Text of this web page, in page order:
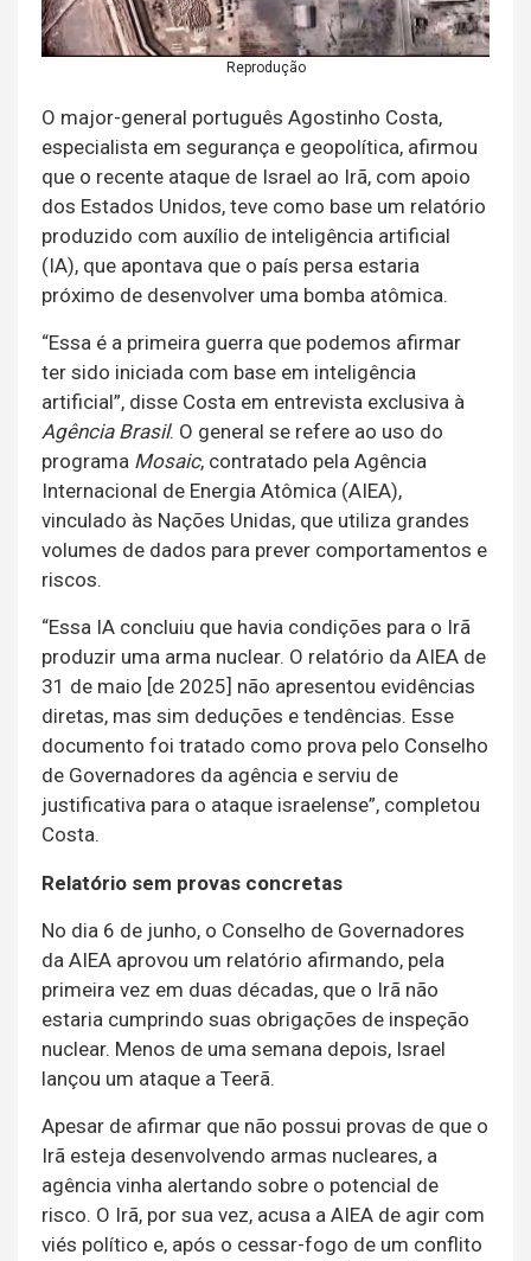
Reprodução
O major-general português Agostinho Costa,
especialista em segurança e geopolítica, afirmou
que o recente ataque de Israel ao Irã, com apoio
dos Estados Unidos, teve como base um relatório
produzido com auxílio de inteligência artificial
(IA), que apontava que o país persa estaria
próximo de desenvolver uma bomba atômica.
“Essa é a primeira guerra que podemos afirmar
ter sido iniciada com base em inteligência
artificial”, disse Costa em entrevista exclusiva à
Agência Brasil. O general se refere ao uso do
programa Mosaic, contratado pela Agência
Internacional de Energia Atômica (AIEA),
vinculado às Nações Unidas, que utiliza grandes
volumes de dados para prever comportamentos e
riscos.
“Essa IA concluiu que havia condições para o Irã
produzir uma arma nuclear. O relatório da AIEA de
31 de maio [de 2025] não apresentou evidências
diretas, mas sim deduções e tendências. Esse
documento foi tratado como prova pelo Conselho
de Governadores da agência e serviu de
justificativa para o ataque israelense”, completou
Costa.
Relatório sem provas concretas
No dia 6 de junho, o Conselho de Governadores
da AIEA aprovou um relatório afirmando, pela
primeira vez em duas décadas, que o Irã não
estaria cumprindo suas obrigações de inspeção
nuclear. Menos de uma semana depois, Israel
lançou um ataque a Teerã.
Apesar de afirmar que não possui provas de que o
Irã esteja desenvolvendo armas nucleares, a
agência vinha alertando sobre o potencial de
risco. O Irã, por sua vez, acusa a AIEA de agir com
viés político e, após o cessar-fogo de um conflito